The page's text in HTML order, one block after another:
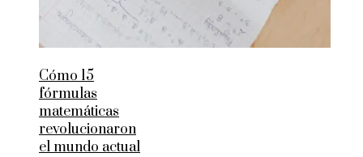
Cómo 15
fórmulas
matemáticas
revolucionaron
el mundo actual